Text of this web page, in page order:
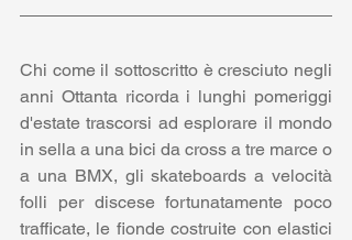
Chi come il sottoscritto è cresciuto negli
anni Ottanta ricorda i lunghi pomeriggi
d'estate trascorsi ad esplorare il mondo
in sella a una bici da cross a tre marce o
a una BMX, gli skateboards a velocità
folli per discese fortunatamente poco
trafficate, le fionde costruite con elastici